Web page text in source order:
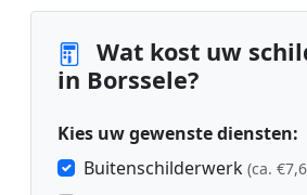
Wat kost uw
in Borssele?
Kies uw gewenste diensten:
Buitenschilderwerk (ca.